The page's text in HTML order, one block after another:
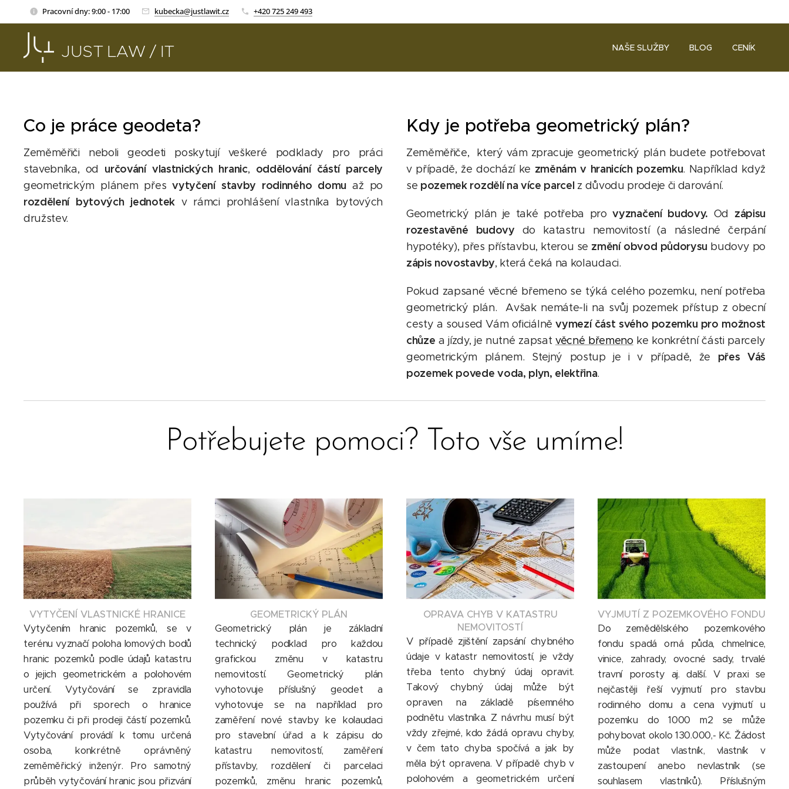
Pracovní dny: 9:00 - 17:00 kubecka@justlawit.cz +420 725 249 493
JUST LAW / IT NAŠE SLUŽBY BLOG CENÍK
Co je práce geodeta?
Zeměměřiči neboli geodeti poskytují veškeré podklady pro práci
stavebníka, od určování vlastnických hranic, oddělování částí parcely
geometrickým plánem přesvytyčení stavby rodinného domu až po
rozdělení bytových jednotekv rámci prohlášení vlastníka bytových
družstev.
Kdy je potřeba geometrický plán?
Zeměměřiče, který vám zpracuje geometrický plán budete potřebovat
v případě, že dochází ke změnám v hranicích pozemku. Například když
se pozemek rozdělí na více parcel z důvodu prodeje či darování.
Geometrický plán je také potřeba provyznačení budovy. Od zápisu
rozestavěné budovy do katastru nemovitostí (a následné čerpání
hypotéky), přes přístavbu, kterou se změní obvod půdorysubudovy po
zápis novostavby, která čeká na kolaudaci.
Pokud zapsané věcné břemeno se týká celého pozemku, není potřeba
geometrický plán. Avšak nemáte-li na svůj pozemek přístup z obecní
cesty a soused Vám oficiálněvymezí část svého pozemku pro možnost
chůze a jízdy, je nutné zapsat věcné břemeno ke konkrétní části parcely
geometrickým plánem. Stejný postup je i v případě, že přes Váš
pozemek povede voda, plyn, elektřina.
Potřebujete pomoci? Toto vše umíme!
VYTYČENÍ VLASTNICKÉ HRANICE
Vytyčením hranic pozemků, se v
terénu vyznačí poloha lomových bodů
hranic pozemků podle údajů katastru
o jejich geometrickém a polohovém
určení. Vytyčování se zpravidla
používá při sporech o hranice
pozemku či při prodeji částí pozemků.
Vytyčování provádí k tomu určená
osoba, konkrétně oprávněný
zeměměřický inženýr. Pro samotný
průběh vytyčování hranic jsou přizvání
GEOMETRICKÝ PLÁN
Geometrický plán je základní
technický podklad pro každou
grafickou změnu v katastru
nemovitostí. Geometrický plán
vyhotovuje příslušný geodet a
vyhotovuje se na například pro
zaměření nové stavby ke kolaudaci
pro stavební úřad a k zápisu do
katastru nemovitostí, zaměření
přístavby, rozdělení či parcelaci
pozemků, změnu hranic pozemků,
OPRAVA CHYB V KATASTRU
NEMOVITOSTÍ
V případě zjištění zapsání chybného
údaje v katastr nemovitostí, je vždy
třeba tento chybný údaj opravit.
Takový chybný údaj může být
opraven na základě písemného
podnětu vlastníka. Z návrhu musí být
vždy zřejmé, kdo žádá opravu chyby,
v čem tato chyba spočívá a jak by
měla být opravena. V případě chyb v
polohovém a geometrickém určení
VYJMUTÍ Z POZEMKOVÉHO FONDU
Do zemědělského pozemkového
fondu spadá orná půda, chmelnice,
vinice, zahrady, ovocné sady, trvalé
travní porosty aj. další. V praxi se
nejčastěji řeší vyjmutí pro stavbu
rodinného domu a cena vyjmutí u
pozemku do 1000 m2 se může
pohybovat okolo 130.000,- Kč. Žádost
může podat vlastník, vlastník v
zastoupení anebo nevlastník (se
souhlasem vlastníků). Příslušným